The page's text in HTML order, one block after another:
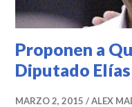
Proponen a
Diputado
MARZO 2, 2015 ALEX